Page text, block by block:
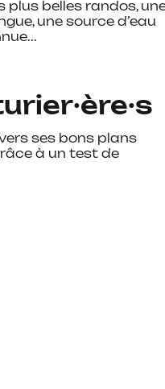
plus belles randos,
une source d’eau
ses bons plans
à un test de